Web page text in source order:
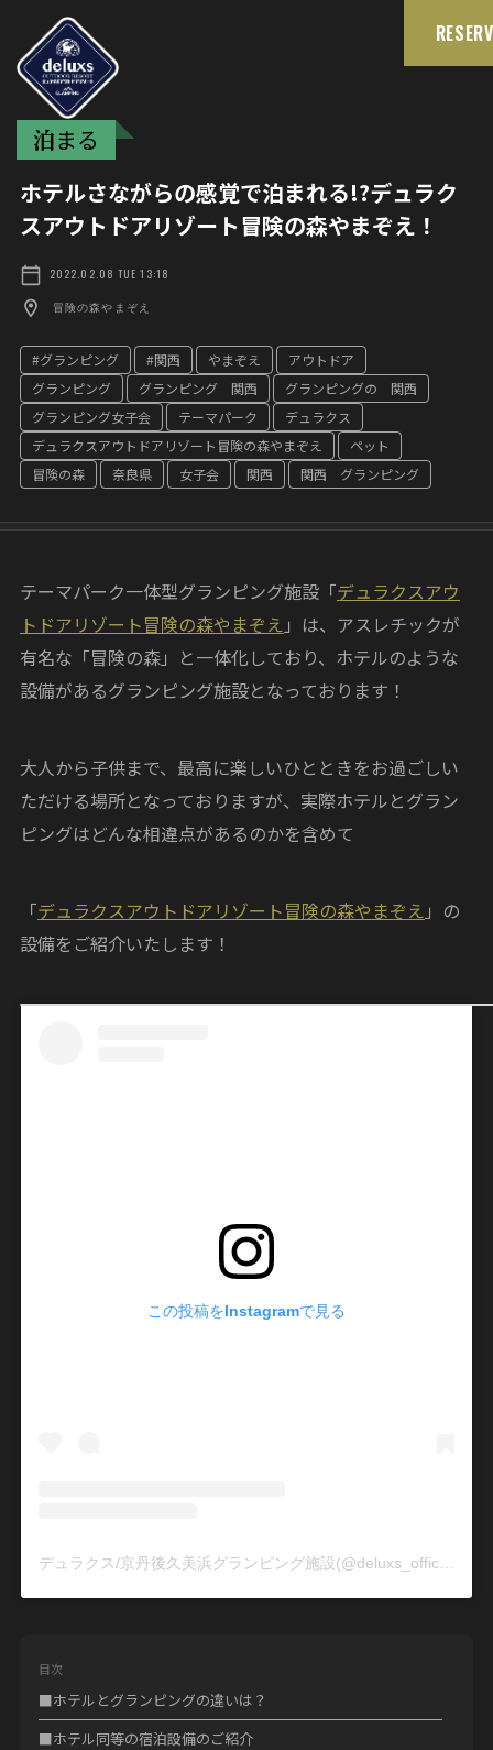
泊まる
ホテルさながらの感覚で泊まれる!?デュラク
スアウトドアリゾート冒険の森やまぞえ！
2022.02.08 TUE 13:18
冒険の森やまぞえ
#グランピング #関西 やまぞえ
アウトドア
グランピング
グランピング 関西
グランピングの 関西
グランピング女子会
テーマパーク
デュラクス
デュラクスアウトドアリゾート冒険の森やまぞえ
ペット
冒険の森
奈良県 女子会 関西 関西 グランピング
テーマパーク一体型グランピング施設「デュラクスアウ
トドアリゾート冒険の森やまぞえ 」は、アスレチックが
有名な「冒険の森」と一体化しており、ホテルのような
設備があるグランピング施設となっております！
大人から子供まで、最高に楽しいひとときをお過ごしい
ただける場所となっておりますが、実際ホテルとグラン
ピングはどんな相違点があるのかを含めて
「デュラクスアウトドアリゾート冒険の森やまぞえ 」の
設備をご紹介いたします！
この投稿をInstagramで見る
デュラクス/京丹後久美浜グランピング施設(@deluxs_official)がシェアした投稿
目次
■ホテルとグランピングの違いは？
■ホテル同等の宿泊設備のご紹介